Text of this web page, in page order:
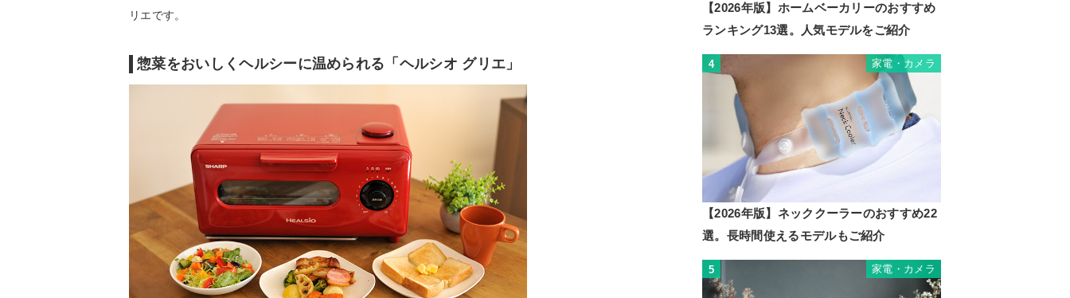
リエです。
惣菜をおいしくヘルシーに温められる「ヘルシオ グリエ」
【2026年版】ホームベーカリーのおすすめ
ランキング13選。人気モデルをご紹介
4 家電・カメラ
【2026年版】ネッククーラーのおすすめ22
選。長時間使えるモデルもご紹介
5 家電・カメラ